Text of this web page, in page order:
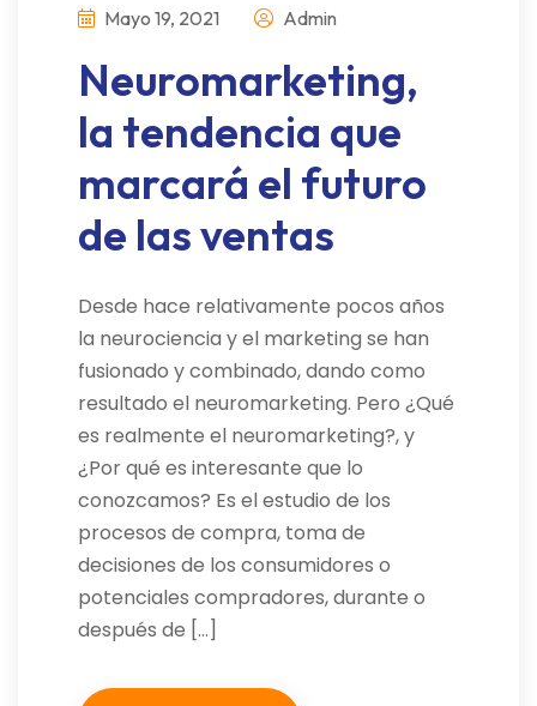
Mayo 19, 2021 Admin
Neuromarketing,
la tendencia que
marcará el futuro
de las ventas
Desde hace relativamente pocos años
la neurociencia y el marketing se han
fusionado y combinado, dando como
resultado el neuromarketing. Pero ¿Qué
es realmente el neuromarketing?, y
¿Por qué es interesante que lo
conozcamos? Es el estudio de los
procesos de compra, toma de
decisiones de los consumidores o
potenciales compradores, durante o
después de […]